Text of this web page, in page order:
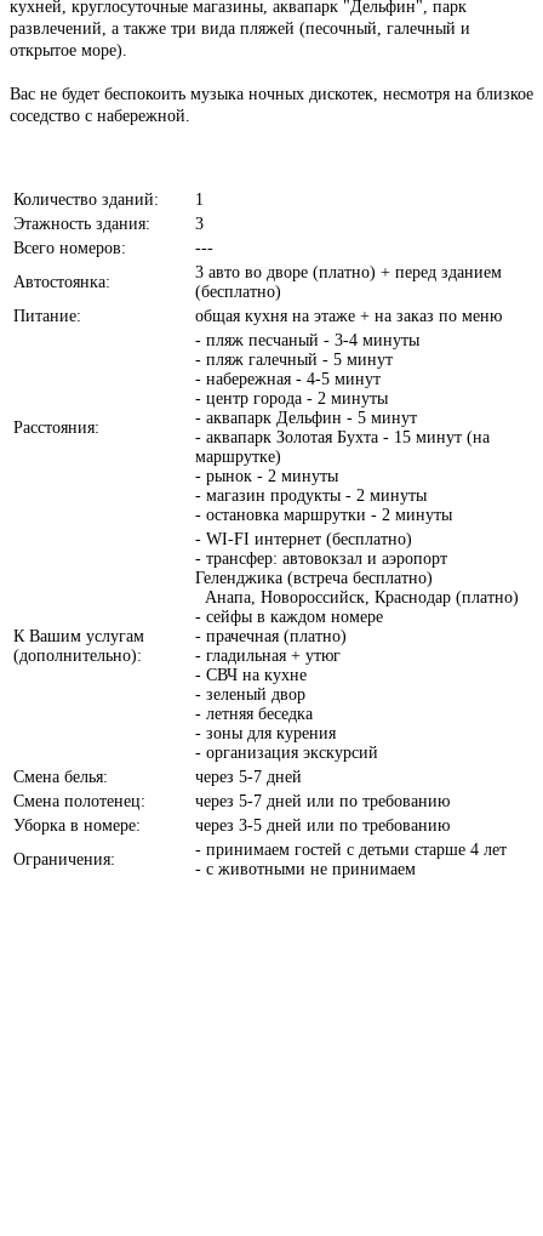
кухней, круглосуточные магазины, аквапарк "Дельфин", парк
развлечений, а также три вида пляжей (песочный, галечный и
открытое море).
Вас не будет беспокоить музыка ночных дискотек, несмотря на близкое
соседство с набережной.
Количество зданий:
1
Этажность здания:
3
Всего номеров:
---
Автостоянка:
3 авто во дворе (платно) + перед зданием
(бесплатно)
Питание:
общая кухня на этаже + на заказ по меню
Расстояния:
- пляж песчаный - 3-4 минуты
- пляж галечный - 5 минут
- набережная - 4-5 минут
- центр города - 2 минуты
- аквапарк Дельфин - 5 минут
- аквапарк Золотая Бухта - 15 минут (на
маршрутке)
- рынок - 2 минуты
- магазин продукты - 2 минуты
- остановка маршрутки - 2 минуты
К Вашим услугам
(дополнительно):
- WI-FI интернет (бесплатно)
- трансфер: автовокзал и аэропорт
Геленджика (встреча бесплатно)
Анапа, Новороссийск, Краснодар (платно)
- сейфы в каждом номере
- прачечная (платно)
- гладильная + утюг
- СВЧ на кухне
- зеленый двор
- летняя беседка
- зоны для курения
- организация экскурсий
Смена белья:
через 5-7 дней
Смена полотенец:
через 5-7 дней или по требованию
Уборка в номере:
через 3-5 дней или по требованию
Ограничения:
- принимаем гостей с детьми старше 4 лет
- с животными не принимаем